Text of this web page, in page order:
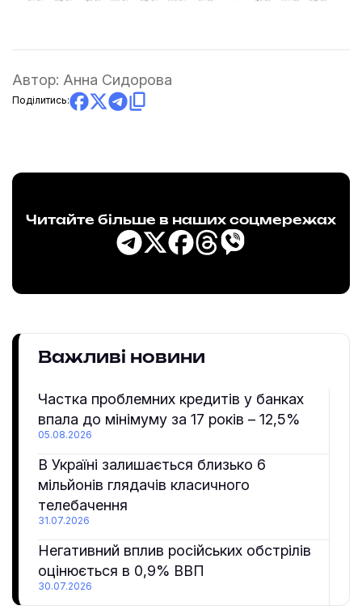
Автор: Анна Сидорова
Поділитись:
Читайте більше в наших соцмережах
Важливі новини
Частка проблемних кредитів у банках
впала до мінімуму за 17 років – 12,5%
05.08.2026
В Україні залишається близько 6
мільйонів глядачів класичного
телебачення
31.07.2026
Негативний вплив російських обстрілів
оцінюється в 0,9% ВВП
30.07.2026